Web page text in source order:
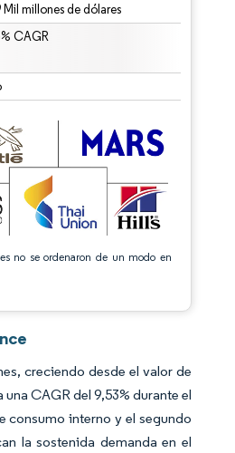
Mil millones de dólares
CAGR
no se ordenaron de un modo en
atribución según CC BY 4.0.
creciendo desde el valor de
CAGR del 9,53% durante el
consumo interno y el segundo
la sostenida demanda en el